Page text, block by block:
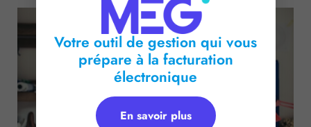
Votre outil de gestion qui vous
prépare à la facturation
électronique
En savoir plus